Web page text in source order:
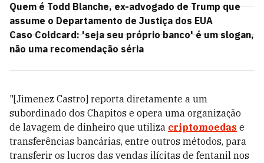
Quem é Todd Blanche, ex-advogado de Trump que
assume o Departamento de Justiça dos EUA
Caso Coldcard: 'seja seu próprio banco' é um slogan,
não uma recomendação séria
"[Jimenez Castro] reporta diretamente a um
subordinado dos Chapitos e opera uma organização
de lavagem de dinheiro que utiliza criptomoedas e
transferências bancárias, entre outros métodos, para
transferir os lucros das vendas ilícitas de fentanil nos